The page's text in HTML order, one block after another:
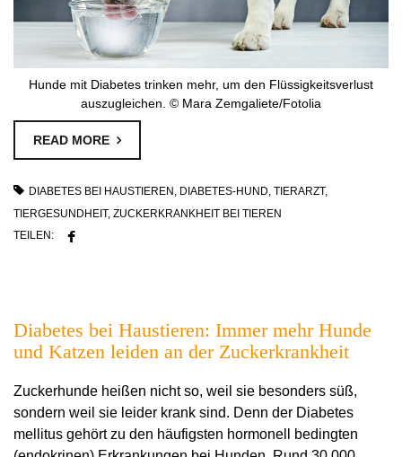
Hunde mit Diabetes trinken mehr, um den Flüssigkeitsverlust
auszugleichen. © Mara Zemgaliete/Fotolia
READ MORE
DIABETES BEI HAUSTIEREN , DIABETES-HUND, TIERARZT,
TIERGESUNDHEIT, ZUCKERKRANKHEIT BEI TIEREN
TEILEN:
Diabetes bei Haustieren: Immer mehr Hunde
und Katzen leiden an der Zuckerkrankheit
Zuckerhunde heißen nicht so, weil sie besonders süß,
sondern weil sie leider krank sind. Denn der Diabetes
mellitus gehört zu den häufigsten hormonell bedingten